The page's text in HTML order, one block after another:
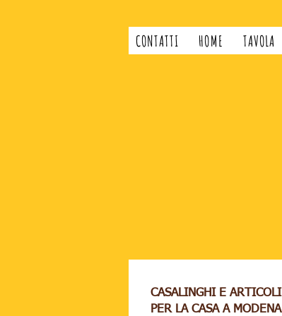
CONTATTI HOME TAVOLA
CASALINGHI E ARTICOLI
PER LA CASA A MODENA